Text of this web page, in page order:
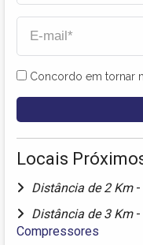
Concordo em tornar
Locais
Distância de 2 Km -
Distância de 3 Km -
Compressores